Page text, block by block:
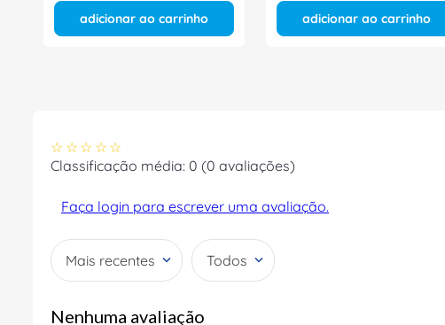
adicionar ao carrinho adicionar ao carrinho
☆ ☆ ☆ ☆ ☆
Classificação média: 0 (0 avaliações)
Faça login para escrever uma avaliação.
Mais recentes Todos
Nenhuma avaliação